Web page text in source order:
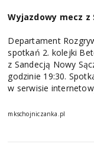
Wyjazdowy mecz z
Departament
spotkań 2. kolejki
z Sandecją Nowy
godzinie 19:30.
w serwisie
mkschojniczanka.pl